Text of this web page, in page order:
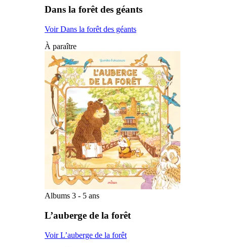
Dans la forêt des géants
Voir Dans la forêt des géants
À paraître
Albums 3 - 5 ans
L’auberge de la forêt
Voir L’auberge de la forêt